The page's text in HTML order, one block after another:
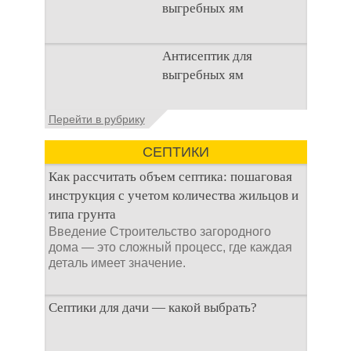
выгребных ям
Очистка
канализационного
стока или выгребной
не самым приятным
Антисептик для
выгребных ям
Общие сведения об
Антисептик для
выгребных ям – это
специальные
Перейти в рубрику
СЕПТИКИ
Как рассчитать объем септика: пошаговая
инструкция с учетом количества жильцов и
типа грунта
Введение Строительство загородного
дома — это сложный процесс, где каждая
деталь имеет значение.
Септики для дачи — какой выбрать?